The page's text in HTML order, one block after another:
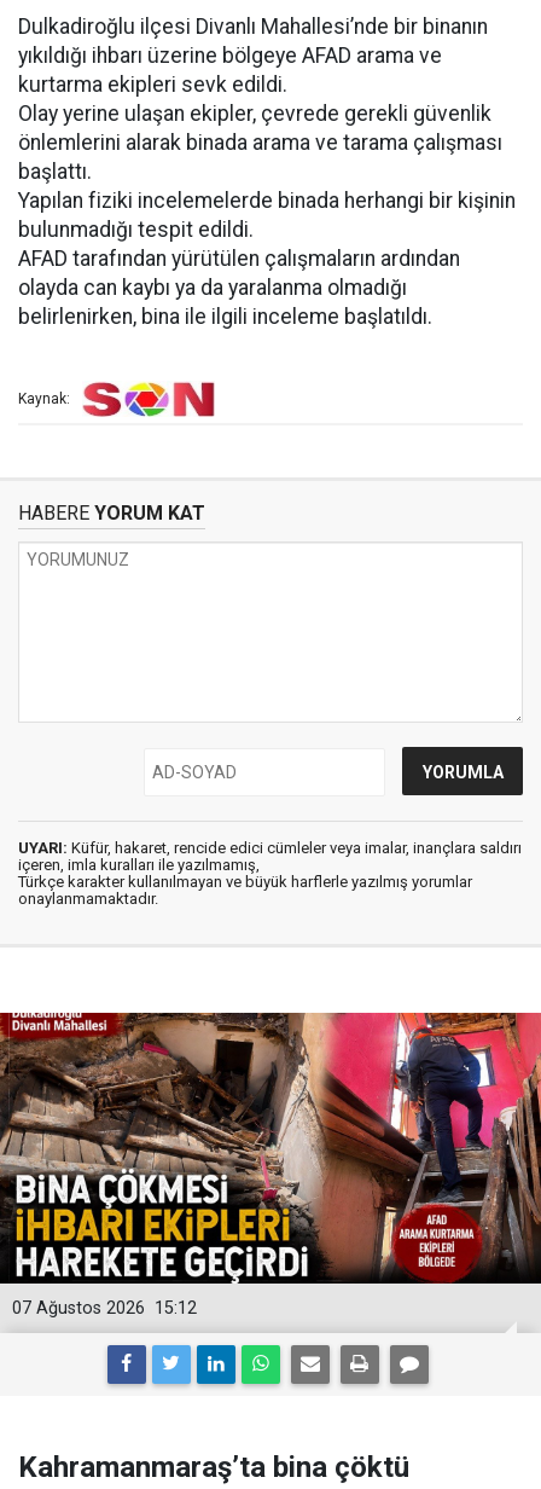
Dulkadiroğlu ilçesi Divanlı Mahallesi’nde bir binanın
yıkıldığı ihbarı üzerine bölgeye AFAD arama ve
kurtarma ekipleri sevk edildi.
Olay yerine ulaşan ekipler, çevrede gerekli güvenlik
önlemlerini alarak binada arama ve tarama çalışması
başlattı.
Yapılan fiziki incelemelerde binada herhangi bir kişinin
bulunmadığı tespit edildi.
AFAD tarafından yürütülen çalışmaların ardından
olayda can kaybı ya da yaralanma olmadığı
belirlenirken, bina ile ilgili inceleme başlatıldı.
Kaynak:
HABERE YORUM KAT
UYARI: Küfür, hakaret, rencide edici cümleler veya imalar, inançlara saldırı
içeren, imla kuralları ile yazılmamış,
Türkçe karakter kullanılmayan ve büyük harflerle yazılmış yorumlar
onaylanmamaktadır.
15:12
07 Ağustos 2026
Kahramanmaraş’ta bina çöktü